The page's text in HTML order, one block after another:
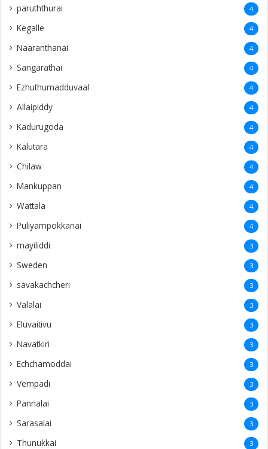
paruththurai 4
Kegalle 4
Naaranthanai 4
Sangarathai 4
Ezhuthumadduvaal 4
Allaipiddy 4
Kadurugoda 4
Kalutara 4
Chilaw 4
Mankuppan 4
Wattala 4
Puliyampokkanai 4
mayiliddi 3
Sweden 3
savakachcheri 3
Valalai 3
Eluvaitivu 3
Navatkiri 3
Echchamoddai 3
Vempadi 3
Pannalai 3
Sarasalai 3
Thunukkai 3